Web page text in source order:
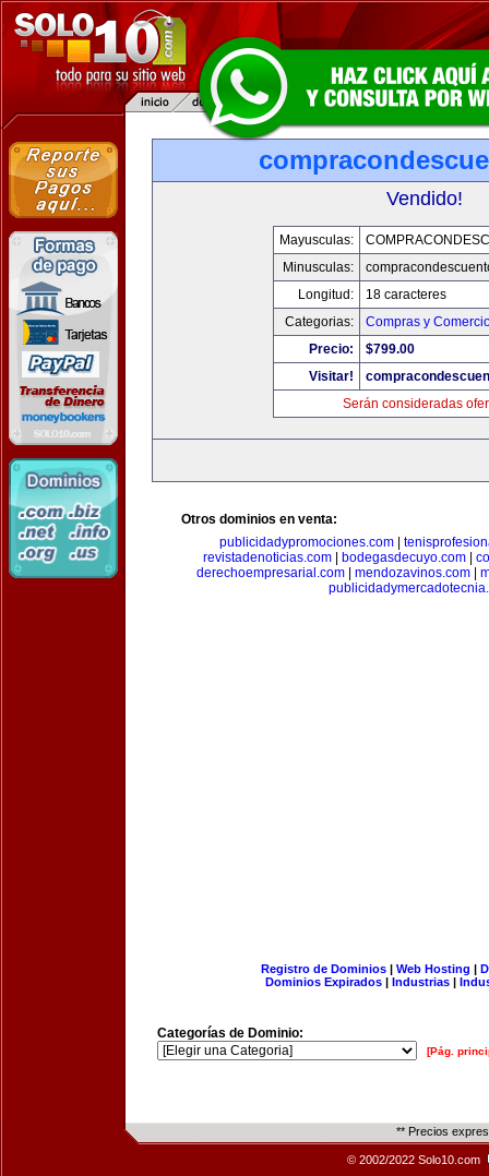
Vendido!
Mayusculas:
Minusculas:
Longitud:
18 caracteres
Categorias:
Compras y
Precio:
$799.00
Visitar!
Serán consideradas
Otros dominios en venta:
publicidadypromociones.com
revistadenoticias.com
bodegasdecuyo.com
derechoempresarial.com
mendozavinos.com
Registro de Dominios| Web Hosting |
Dominios Expirados | Industrias |
Categorías de Dominio:
[Pág.
** Precios
© 2002/2022 Solo10.com